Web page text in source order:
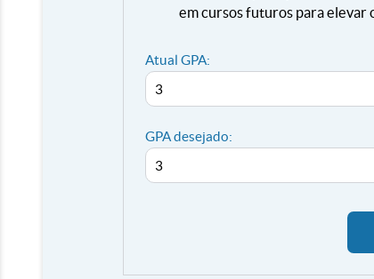
em cursos futuros para elevar
Atual GPA:
GPA desejado: